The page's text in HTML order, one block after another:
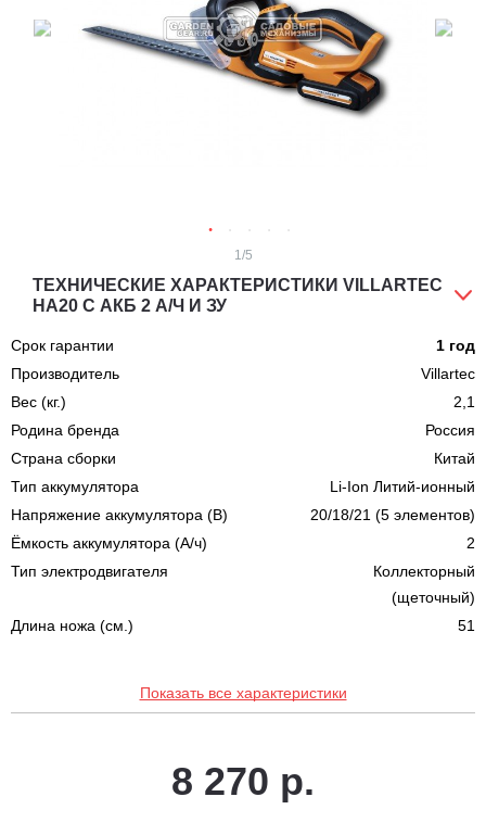
1 /5
ТЕХНИЧЕСКИЕ ХАРАКТЕРИСТИКИ VILLARTEC
HA20 С АКБ 2 А/Ч И ЗУ
Срок гарантии
1 год
Производитель
Villartec
Вес (кг.)
2,1
Родина бренда
Россия
Страна сборки
Китай
Тип аккумулятора
Li-Ion Литий-ионный
Напряжение аккумулятора (В)
20/18/21 (5 элементов)
Ёмкость аккумулятора (А/ч)
2
Тип электродвигателя
Коллекторный
(щеточный)
Длина ножа (cм.)
51
Показать все характеристики
8 270 р.